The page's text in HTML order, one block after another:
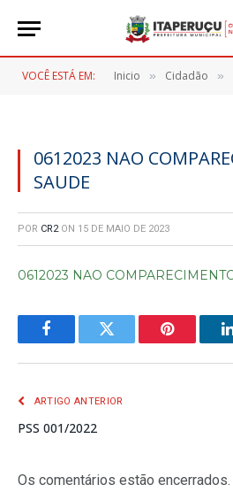
VOCÊ ESTÁ EM: Inicio » Cidadão »
0612023 NAO
SAUDE
POR CR2 ON 15 DE MAIO DE 2023
0612023 NAO
FacebookTwitter Pinterest
ARTIGO ANTERIOR
PSS 001/2022
Os comentários estão encerrados.